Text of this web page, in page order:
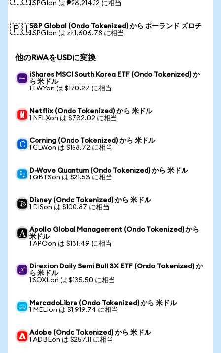
1 SPGIon は ₱26,214.12 に相当
🇵🇱S&P Global (Ondo Tokenized) から ポーランド ズロチ
1 SPGIon は zł 1,606.78 に相当
他のRWAをUSDに変換
iShares MSCI South Korea ETF (Ondo Tokenized) か
ら 米ドル
1 EWYon は $170.27 に相当
Netflix (Ondo Tokenized) から 米ドル
1 NFLXon は $732.02 に相当
Corning (Ondo Tokenized) から 米ドル
1 GLWon は $158.72 に相当
D-Wave Quantum (Ondo Tokenized) から 米ドル
1 QBTSon は $21.53 に相当
Disney (Ondo Tokenized) から 米ドル
1 DISon は $100.87 に相当
Apollo Global Management (Ondo Tokenized) から
米ドル
1 APOon は $131.49 に相当
Direxion Daily Semi Bull 3X ETF (Ondo Tokenized) か
ら 米ドル
1 SOXLon は $135.50 に相当
MercadoLibre (Ondo Tokenized) から 米ドル
1 MELIon は $1,919.74 に相当
Adobe (Ondo Tokenized) から 米ドル
1 ADBEon は $257.11 に相当